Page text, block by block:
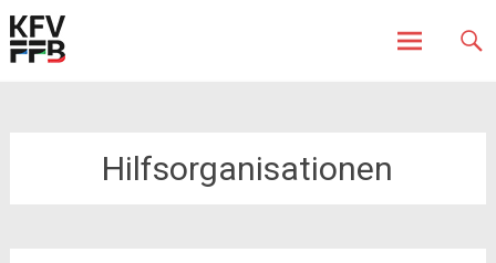
Hilfsorganisationen